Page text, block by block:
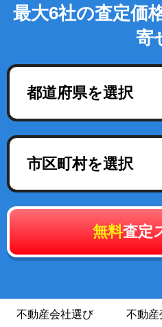
最大6社の査定価
寄
都道府県を選択
市区町村を選択
無料査定
不動産会社選び 不動産